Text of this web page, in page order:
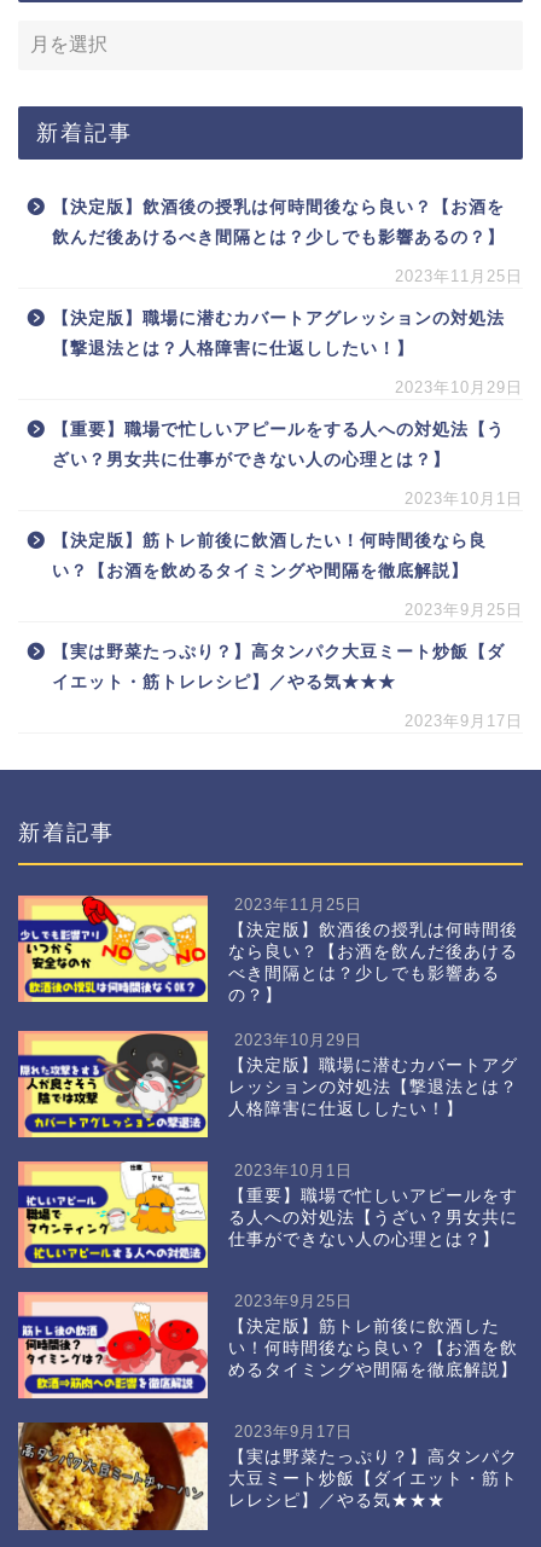
新着記事
【決定版】飲酒後の授乳は何時間後なら良い？【お酒を
飲んだ後あけるべき間隔とは？少しでも影響あるの？】
2023年11月25日
【決定版】職場に潜むカバートアグレッションの対処法
【撃退法とは？人格障害に仕返ししたい！】
2023年10月29日
【重要】職場で忙しいアピールをする人への対処法【う
ざい？男女共に仕事ができない人の心理とは？】
2023年10月1日
【決定版】筋トレ前後に飲酒したい！何時間後なら良
い？【お酒を飲めるタイミングや間隔を徹底解説】
2023年9月25日
【実は野菜たっぷり？】高タンパク大豆ミート炒飯【ダ
イエット・筋トレレシピ】／やる気★★★
2023年9月17日
新着記事
2023年11月25日
【決定版】飲酒後の授乳は何時間後
なら良い？【お酒を飲んだ後あける
べき間隔とは？少しでも影響ある
の？】
2023年10月29日
【決定版】職場に潜むカバートアグ
レッションの対処法【撃退法とは？
人格障害に仕返ししたい！】
2023年10月1日
【重要】職場で忙しいアピールをす
る人への対処法【うざい？男女共に
仕事ができない人の心理とは？】
2023年9月25日
【決定版】筋トレ前後に飲酒した
い！何時間後なら良い？【お酒を飲
めるタイミングや間隔を徹底解説】
2023年9月17日
【実は野菜たっぷり？】高タンパク
大豆ミート炒飯【ダイエット・筋ト
レレシピ】／やる気★★★